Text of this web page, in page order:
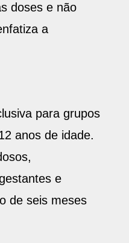
doses e não
a
para grupos
anos de idade.
e
de seis meses